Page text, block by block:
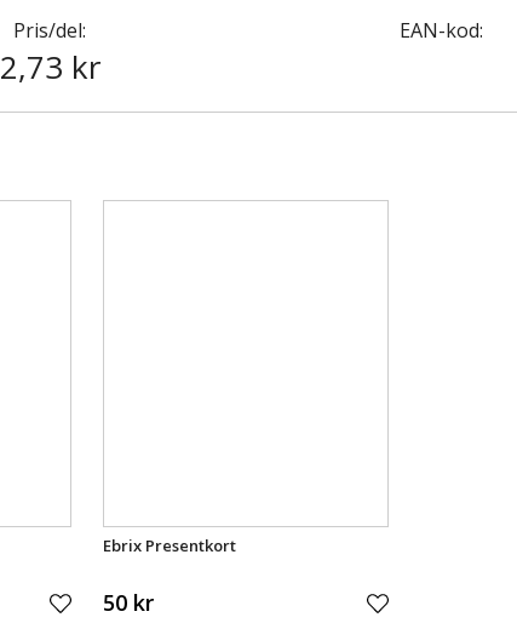
Pris/del:
2,73 kr
EAN-kod:
Ebrix Presentkort
50 kr